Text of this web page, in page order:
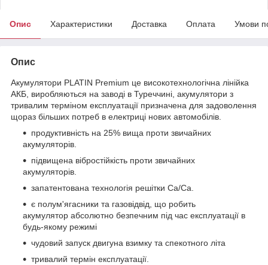
Опис Характеристики Доставка Оплата Умови
Опис
Акумулятори PLATIN Premium це високотехнологічна лінійка
АКБ, виробляються на заводі в Туреччині, акумулятори з
тривалим терміном експлуатації призначена для задоволення
щораз більших потреб в електриці нових автомобілів.
продуктивність на 25% вища проти звичайних
акумуляторів.
підвищена вібростійкість проти звичайних
акумуляторів.
запатентована технологія решітки Ca/Ca.
є полум'ягасники та газовідвід, що робить
акумулятор абсолютно безпечним під час експлуатації в
будь-якому режимі
чудовий запуск двигуна взимку та спекотного літа
тривалий термін експлуатації.